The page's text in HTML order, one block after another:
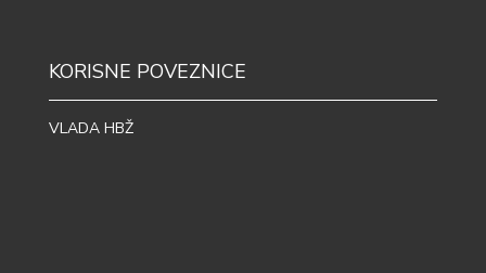
KORISNE POVEZNICE
VLADA HBŽ